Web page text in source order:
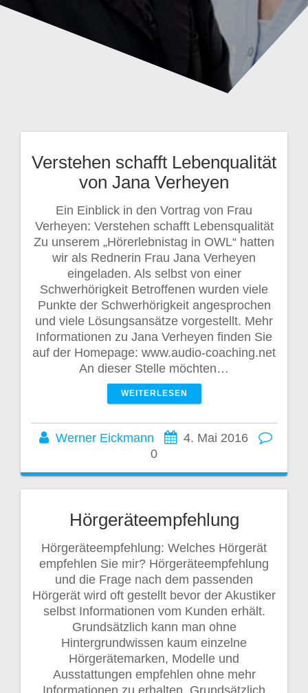
Verstehen schafft Lebenqualität
von Jana Verheyen
Ein Einblick in den Vortrag von Frau
Verheyen: Verstehen schafft Lebensqualität
Zu unserem „Hörerlebnistag in OWL“ hatten
wir als Rednerin Frau Jana Verheyen
eingeladen. Als selbst von einer
Schwerhörigkeit Betroffenen wurden viele
Punkte der Schwerhörigkeit angesprochen
und viele Lösungsansätze vorgestellt. Mehr
Informationen zu Jana Verheyen finden Sie
auf der Homepage: www.audio-coaching.net
An dieser Stelle möchten…
WEITERLESEN
Werner Eickmann
4. Mai 2016
0
Hörgeräteempfehlung
Hörgeräteempfehlung: Welches Hörgerät
empfehlen Sie mir? Hörgeräteempfehlung
und die Frage nach dem passenden
Hörgerät wird oft gestellt bevor der Akustiker
selbst Informationen vom Kunden erhält.
Grundsätzlich kann man ohne
Hintergrundwissen kaum einzelne
Hörgerätemarken, Modelle und
Ausstattungen empfehlen ohne mehr
Informationen zu erhalten. Grundsätzlich